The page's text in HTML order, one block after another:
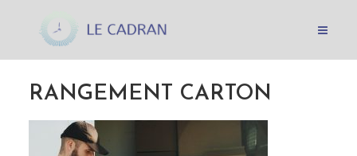
RANGEMENT CARTON